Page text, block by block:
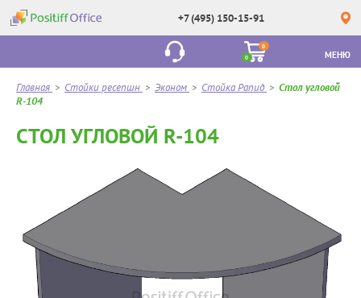
+7 (495) 150-15-91
0
0
МЕНЮ
Главная > Стойки ресепшн > Эконом > Стойка Рапид > Стол угловой
R-104
СТОЛ УГЛОВОЙ R-104